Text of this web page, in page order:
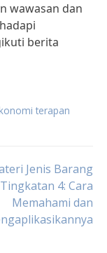
wawasan dan
berita
terapan
Jenis Barang
4: Cara
Memahami dan